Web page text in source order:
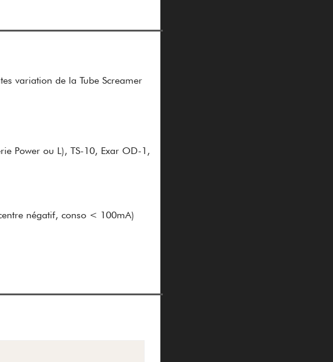
variation de la Tube Screamer
Power ou L), TS-10, Exar OD-1,
négatif, conso < 100mA)